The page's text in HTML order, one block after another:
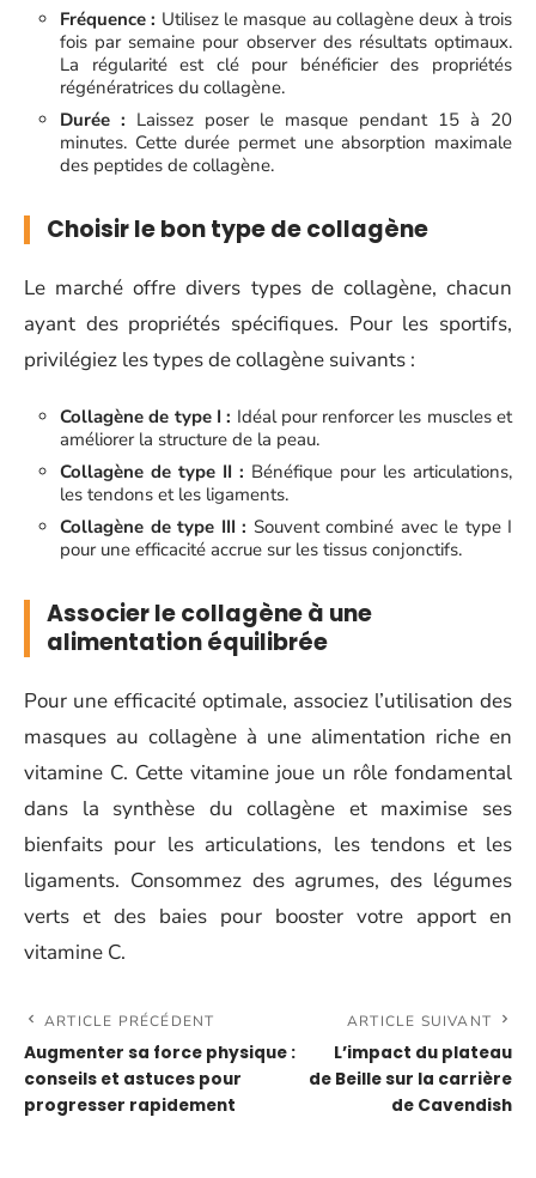
Fréquence : Utilisez le masque au collagène deux à trois
fois par semaine pour observer des résultats optimaux.
La régularité est clé pour bénéficier des propriétés
régénératrices du collagène.
Durée : Laissez poser le masque pendant 15 à 20
minutes. Cette durée permet une absorption maximale
des peptides de collagène.
Choisir le bon type de collagène
Le marché offre divers types de collagène, chacun
ayant des propriétés spécifiques. Pour les sportifs,
privilégiez les types de collagène suivants :
Collagène de type I : Idéal pour renforcer les muscles et
améliorer la structure de la peau.
Collagène de type II : Bénéfique pour les articulations,
les tendons et les ligaments.
Collagène de type III : Souvent combiné avec le type I
pour une efficacité accrue sur les tissus conjonctifs.
Associer le collagène à une
alimentation équilibrée
Pour une efficacité optimale, associez l’utilisation des
masques au collagène à une alimentation riche en
vitamine C. Cette vitamine joue un rôle fondamental
dans la synthèse du collagène et maximise ses
bienfaits pour les articulations, les tendons et les
ligaments. Consommez des agrumes, des légumes
verts et des baies pour booster votre apport en
vitamine C.
ARTICLE PRÉCÉDENT
Augmenter sa force physique :
conseils et astuces pour
progresser rapidement
ARTICLE SUIVANT
L’impact du plateau
de Beille sur la carrière
de Cavendish